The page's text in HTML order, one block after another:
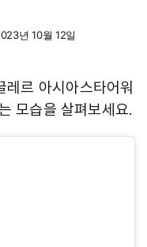
년 10월 12일
레르 아시아스타어워
모습을 살펴보세요.